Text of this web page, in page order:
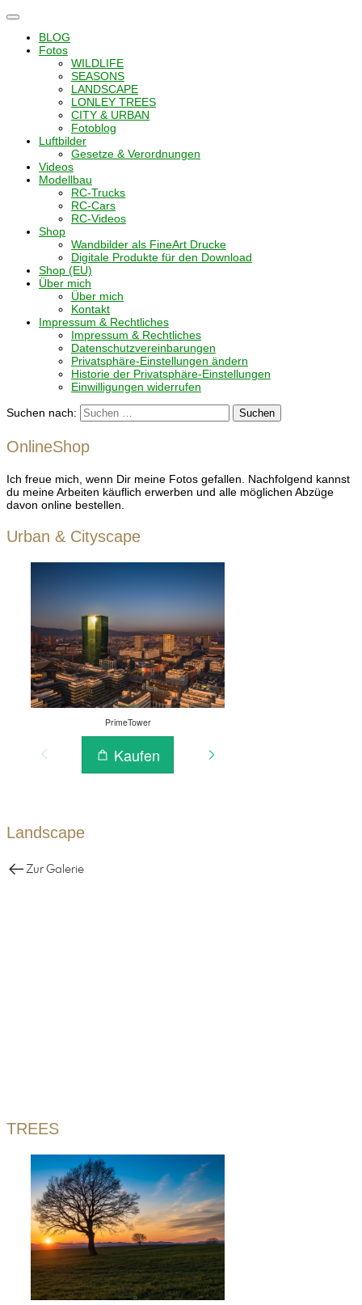
Navigation
umschalten
BLOG
Fotos
WILDLIFE
SEASONS
LANDSCAPE
LONLEY TREES
CITY & URBAN
Fotoblog
Luftbilder
Gesetze & Verordnungen
Videos
Modellbau
RC-Trucks
RC-Cars
RC-Videos
Shop
Wandbilder als FineArt Drucke
Digitale Produkte für den Download
Shop (EU)
Über mich
Über mich
Kontakt
Impressum & Rechtliches
Impressum & Rechtliches
Datenschutzvereinbarungen
Privatsphäre-Einstellungen ändern
Historie der Privatsphäre-Einstellungen
Einwilligungen widerrufen
Suchen nach:
OnlineShop
Ich freue mich, wenn Dir meine Fotos gefallen. Nachfolgend kannst
du meine Arbeiten käuflich erwerben und alle möglichen Abzüge
davon online bestellen.
Urban & Cityscape
Landscape
TREES